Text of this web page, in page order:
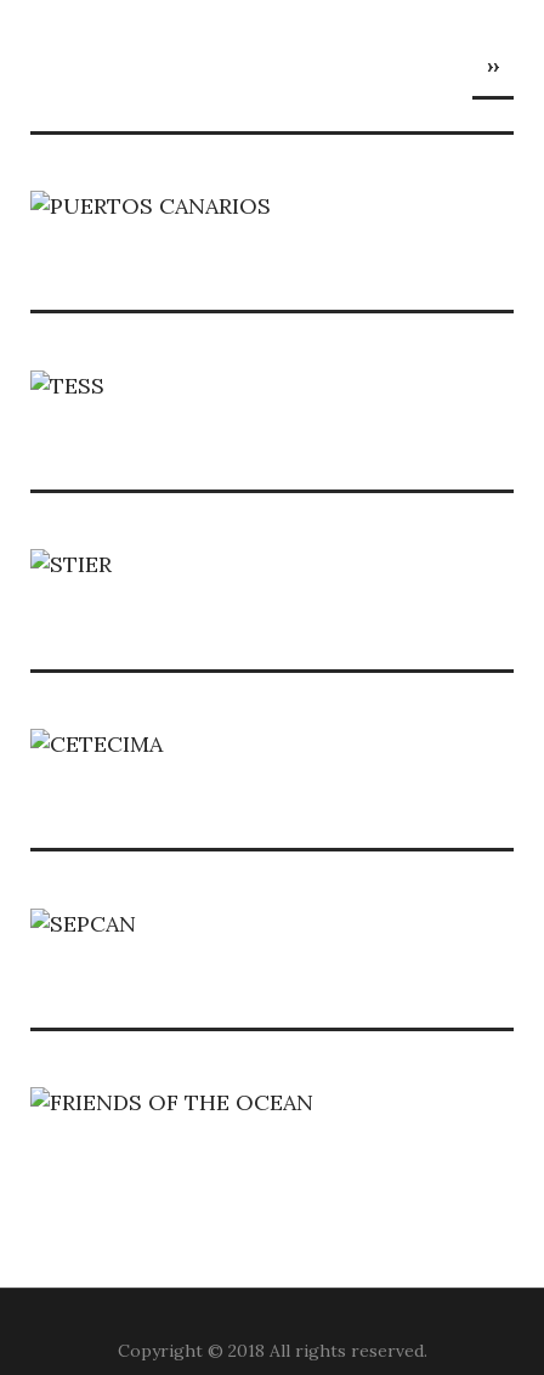
CANARIA
LANZAROTE
LA
››
Copyright © 2018 All rights reserved.